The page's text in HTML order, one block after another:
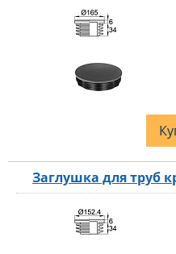
Заглушка для труб